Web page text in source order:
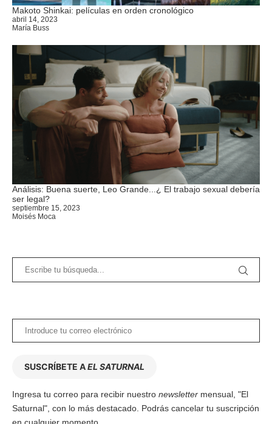
Makoto Shinkai: películas en orden cronológico
abril 14, 2023
María Buss
Análisis: Buena suerte, Leo Grande...¿ El trabajo sexual debería
ser legal?
septiembre 15, 2023
Moisés Moca
SUSCRÍBETE AEL SATURNAL
Ingresa tu correo para recibir nuestro newsletter mensual, "El
Saturnal", con lo más destacado. Podrás cancelar tu suscripción